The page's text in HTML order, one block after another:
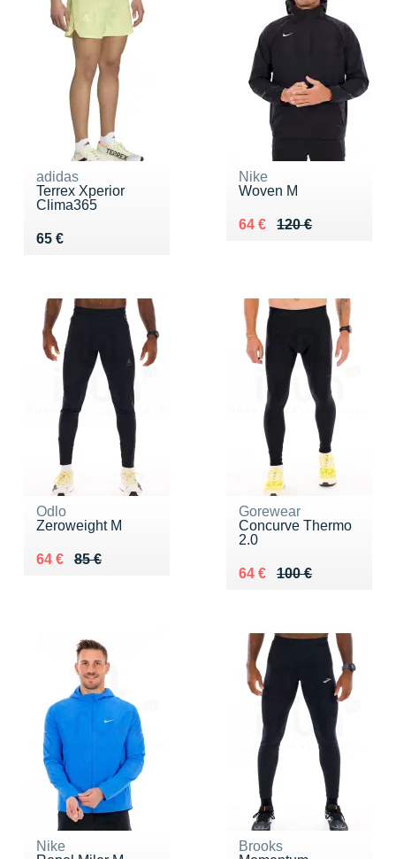
adidas
Terrex Xperior
Clima365
65 €
Vendu 65 €
Nike
Woven M
120 €
Au lieu de 120 €
64 €
Vendu 64 €
Odlo
Zeroweight M
85 €
Au lieu de 85 €
64 €
Vendu 64 €
Gorewear
Concurve Thermo
2.0
100 €
Au lieu de 100 €
64 €
Vendu 64 €
Nike
Brooks